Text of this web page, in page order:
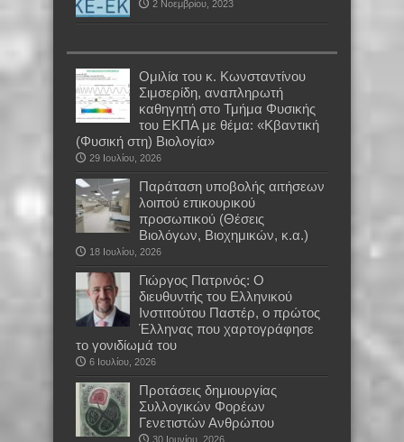
2 Νοεμβρίου, 2023
Oμιλία του κ. Κωνσταντίνου
Σιμσερίδη, αναπληρωτή
καθηγητή στο Τμήμα Φυσικής
του ΕΚΠΑ με θέμα: «Κβαντική
(Φυσική στη) Βιολογία»
29 Ιουλίου, 2026
Παράταση υποβολής αιτήσεων
λοιπού επικουρικού
προσωπικού (Θέσεις
Βιολόγων, Βιοχημικών, κ.α.)
18 Ιουλίου, 2026
Γιώργος Πατρινός: Ο
διευθυντής του Ελληνικού
Ινστιτούτου Παστέρ, ο πρώτος
Έλληνας που χαρτογράφησε
το γονιδίωμά του
6 Ιουλίου, 2026
Προτάσεις δημιουργίας
Συλλογικών Φορέων
Γενετιστών Ανθρώπου
30 Ιουνίου, 2026